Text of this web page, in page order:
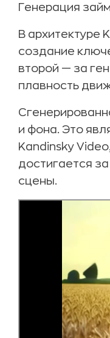
Генерация
В архитектуре
создание
второй — за
плавность
и фона. Это
Kandinsky
достигается
сцены.